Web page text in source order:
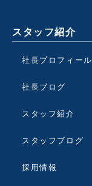
スタッフ紹介
社長プロフィール
社長ブログ
スタッフ紹介
スタッフブログ
採用情報